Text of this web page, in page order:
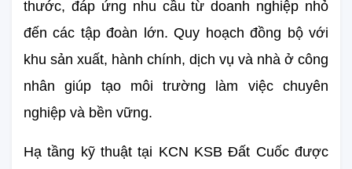
thước, đáp ứng nhu cầu từ doanh nghiệp nhỏ
đến các tập đoàn lớn. Quy hoạch đồng bộ với
khu sản xuất, hành chính, dịch vụ và nhà ở công
nhân giúp tạo môi trường làm việc chuyên
nghiệp và bền vững.
Hạ tầng kỹ thuật tại KCN KSB Đất Cuốc được